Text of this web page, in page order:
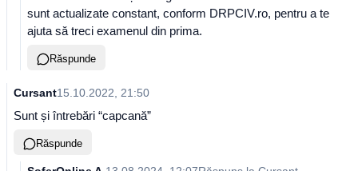
sunt actualizate constant, conform DRPCIV.ro, pentru a te
ajuta să treci examenul din prima.
Răspunde
Cursant15.10.2022, 21:50
Sunt și întrebări “capcană”
Răspunde